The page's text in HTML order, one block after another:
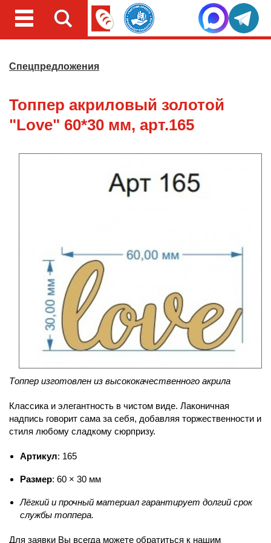
Спецпредложения
Топпер акриловый золотой
"Love" 60*30 мм, арт.165
Топпер изготовлен из высококачественного акрила
Классика и элегантность в чистом виде. Лаконичная
надпись говорит сама за себя, добавляя торжественности и
стиля любому сладкому сюрпризу.
Артикул: 165
Размер: 60 × 30 мм
Лёгкий и прочный материал гарантирует долгий срок
службы топпера.
Для заявки Вы всегда можете обратиться к нашим